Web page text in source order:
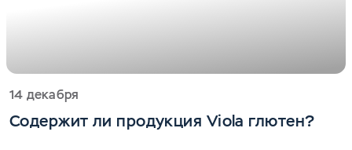
14 декабря
Содержит ли продукция Viola глютен?